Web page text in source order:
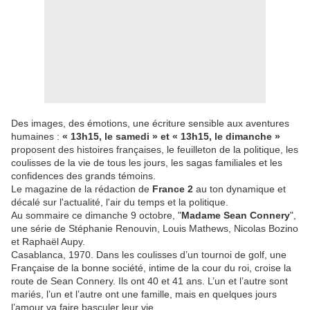
Des images, des émotions, une écriture sensible aux aventures
humaines : « 13h15, le samedi » et « 13h15, le dimanche »
proposent des histoires françaises, le feuilleton de la politique, les
coulisses de la vie de tous les jours, les sagas familiales et les
confidences des grands témoins.
Le magazine de la rédaction de France 2 au ton dynamique et
décalé sur l'actualité, l'air du temps et la politique.
Au sommaire ce dimanche 9 octobre, "Madame Sean Connery",
une série de Stéphanie Renouvin, Louis Mathews, Nicolas Bozino
et Raphaël Aupy.
Casablanca, 1970. Dans les coulisses d’un tournoi de golf, une
Française de la bonne société, intime de la cour du roi, croise la
route de Sean Connery. Ils ont 40 et 41 ans. L’un et l’autre sont
mariés, l’un et l’autre ont une famille, mais en quelques jours
l’amour va faire basculer leur vie.